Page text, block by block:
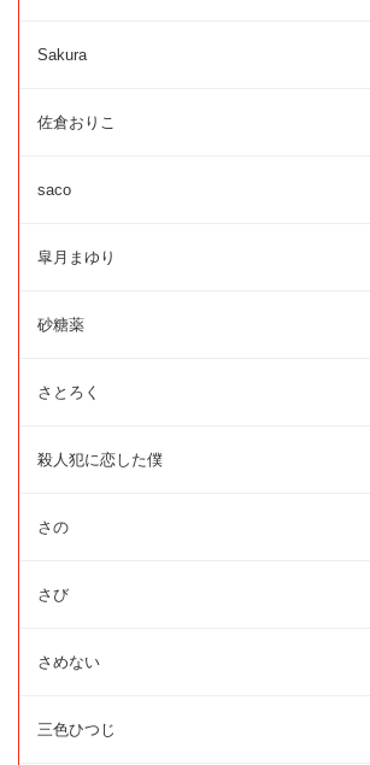
Sakura
佐倉おりこ
saco
皐月まゆり
砂糖薬
さとろく
殺人犯に恋した僕
さの
さび
さめない
三色ひつじ